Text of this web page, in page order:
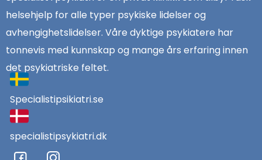
helsehjelp for alle typer psykiske lidelser og
avhengighetslidelser. Våre dyktige psykiatere har
tonnevis med kunnskap og mange års erfaring innen
det psykiatriske feltet.
Specialistipsikiatri.se
specialistipsykiatri.dk
F
I